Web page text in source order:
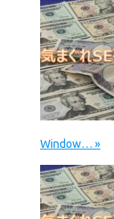
Window… »